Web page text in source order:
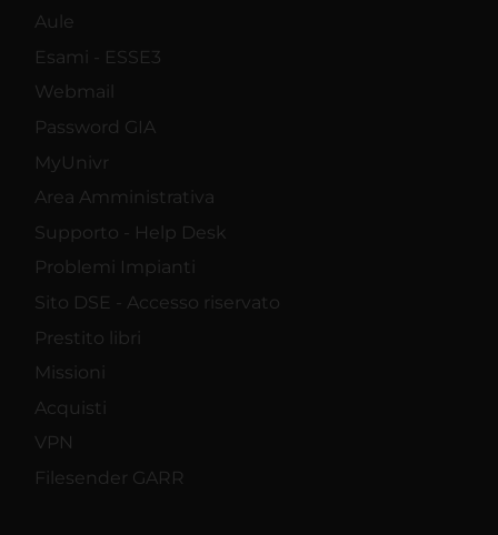
Aule
Esami - ESSE3
Webmail
Password GIA
MyUnivr
Area Amministrativa
Supporto - Help Desk
Problemi Impianti
Sito DSE - Accesso riservato
Prestito libri
Missioni
Acquisti
VPN
Filesender GARR